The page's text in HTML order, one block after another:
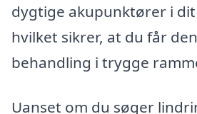
dygtige akupunktører i
hvilket sikrer, at du får
behandling i trygge
Uanset om du søger